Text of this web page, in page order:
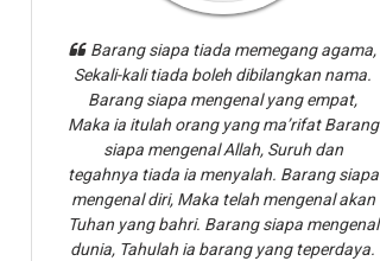
Barang siapa tiada memegang agama,
Sekali-kali tiada boleh dibilangkan nama.
Barang siapa mengenal yang empat,
Maka ia itulah orang yang ma’rifat Barang
siapa mengenal Allah, Suruh dan
tegahnya tiada ia menyalah. Barang siapa
mengenal diri, Maka telah mengenal akan
Tuhan yang bahri. Barang siapa mengenal
dunia, Tahulah ia barang yang teperdaya.